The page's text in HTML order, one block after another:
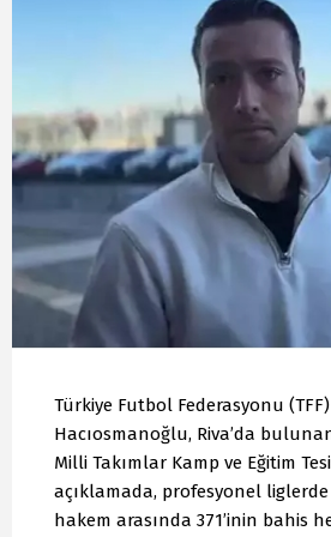
Türkiye Futbol Federasyonu
Hacıosmanoğlu, Riva’da
Milli Takımlar Kamp ve Eğitim
açıklamada, profesyonel liglerde
hakem arasında 371’inin bahis